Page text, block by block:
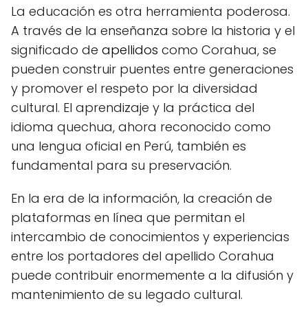
La educación es otra herramienta poderosa.
A través de la enseñanza sobre la historia y el
significado de apellidos como Corahua, se
pueden construir puentes entre generaciones
y promover el respeto por la diversidad
cultural. El aprendizaje y la práctica del
idioma quechua, ahora reconocido como
una lengua oficial en Perú, también es
fundamental para su preservación.
En la era de la información, la creación de
plataformas en línea que permitan el
intercambio de conocimientos y experiencias
entre los portadores del apellido Corahua
puede contribuir enormemente a la difusión y
mantenimiento de su legado cultural.